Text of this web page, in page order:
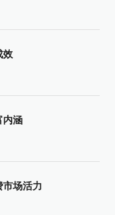
效
内涵
市场活力